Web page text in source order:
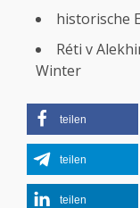
historische
Réti v
Winter
teilen
teilen
teilen